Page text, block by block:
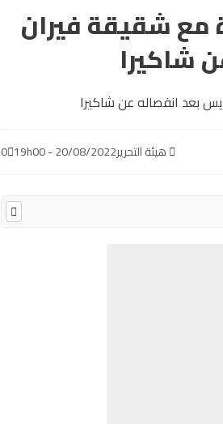
مع شقيقة فيران
شاكيرا
هيئة التحرير20/08/2022 - 19h00
0